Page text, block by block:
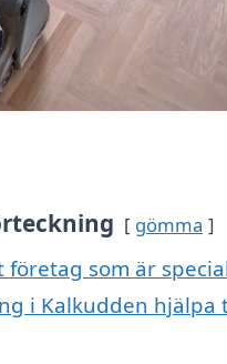
gömma
företag som är
i Kalkudden hjälpa